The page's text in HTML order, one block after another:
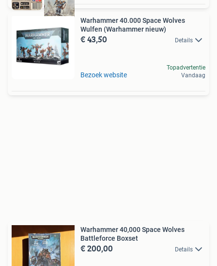
Warhammer 40.000 Space Wolves
Wulfen (Warhammer nieuw)
€ 43,50 Details
Bezoek website
Topadvertentie
Vandaag
Warhammer 40,000 Space Wolves
Battleforce Boxset
€ 200,00 Details